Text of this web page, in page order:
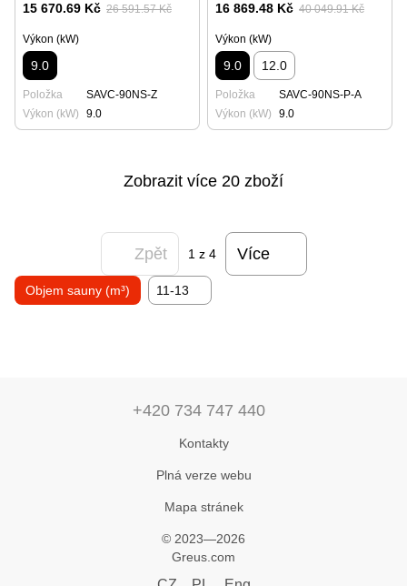
15 670.69 Kč 26 591.57 Kč
Výkon (kW)
9.0
Položka
SAVC-90NS-Z
Výkon (kW)
9.0
16 869.48 Kč 40 049.91 Kč
Výkon (kW)
9.0 12.0
Položka
SAVC-90NS-P-A
Výkon (kW)
9.0
Zobrazit více 20 zboží
Zpět 1z 4 Více
Objem sauny (m³) 11-13
+420 734 747 440
Kontakty
Plná verze webu
Mapa stránek
© 2023—2026
Greus.com